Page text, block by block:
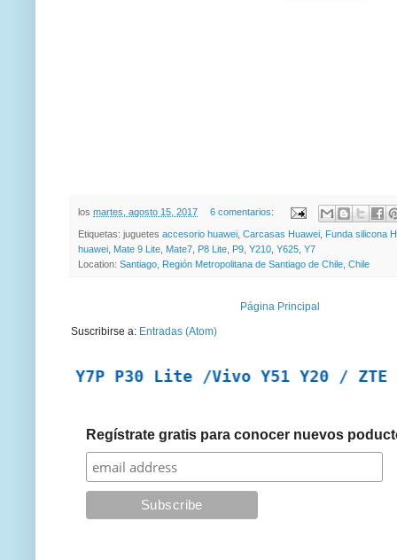
los martes, agosto 15, 2017 6 comentarios:
Etiquetas: juguetes accesorio huawei Carcasas Huawei Funda silicona
huawei Mate 9 Lite Mate7 P8 Lite P9 Y210 Y625 Y7
Location: Santiago, Región Metropolitana de Santiago de Chile, Chile
Página Principal
Suscribirse a: Entradas (Atom)
P30 Lite /Vivo Y51 Y20 / ZTE A7
Regístrate gratis para conocer nuevos